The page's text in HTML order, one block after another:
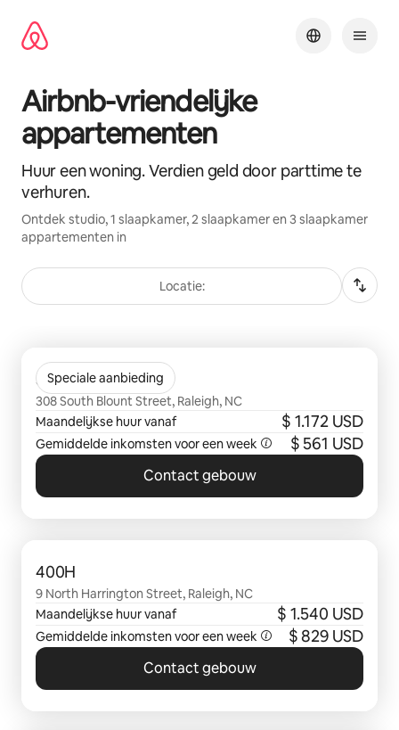
direct
naar
Airbnb-vriendelijke
appartementen
Huur een woning. Verdien geld door parttime te
verhuren.
Ontdek studio, 1 slaapkamer, 2 slaapkamer en 3 slaapkamer
appartementen in
Locatie:
Speciale aanbieding
Skyhouse Raleigh
308 South Blount Street, Raleigh, NC
Maandelijkse huur vanaf
$ 1.172 USD
Gemiddelde inkomsten voor een week $ 561 USD
Contact gebouw
400H
9 North Harrington Street, Raleigh, NC
Maandelijkse huur vanaf
$ 1.540 USD
Gemiddelde inkomsten voor een week $ 829 USD
Contact gebouw